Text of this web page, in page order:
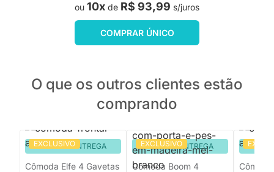
ou 10x de R$ 93,99 s/juros
COMPRAR ÚNICO
O que os outros clientes estão
comprando
EXCLUSIVO
PRONTA ENTREGA
Cômoda Elfe 4 Gavetas
EXCLUSIVO
PRONTA ENTREGA
Cômoda Boom 4